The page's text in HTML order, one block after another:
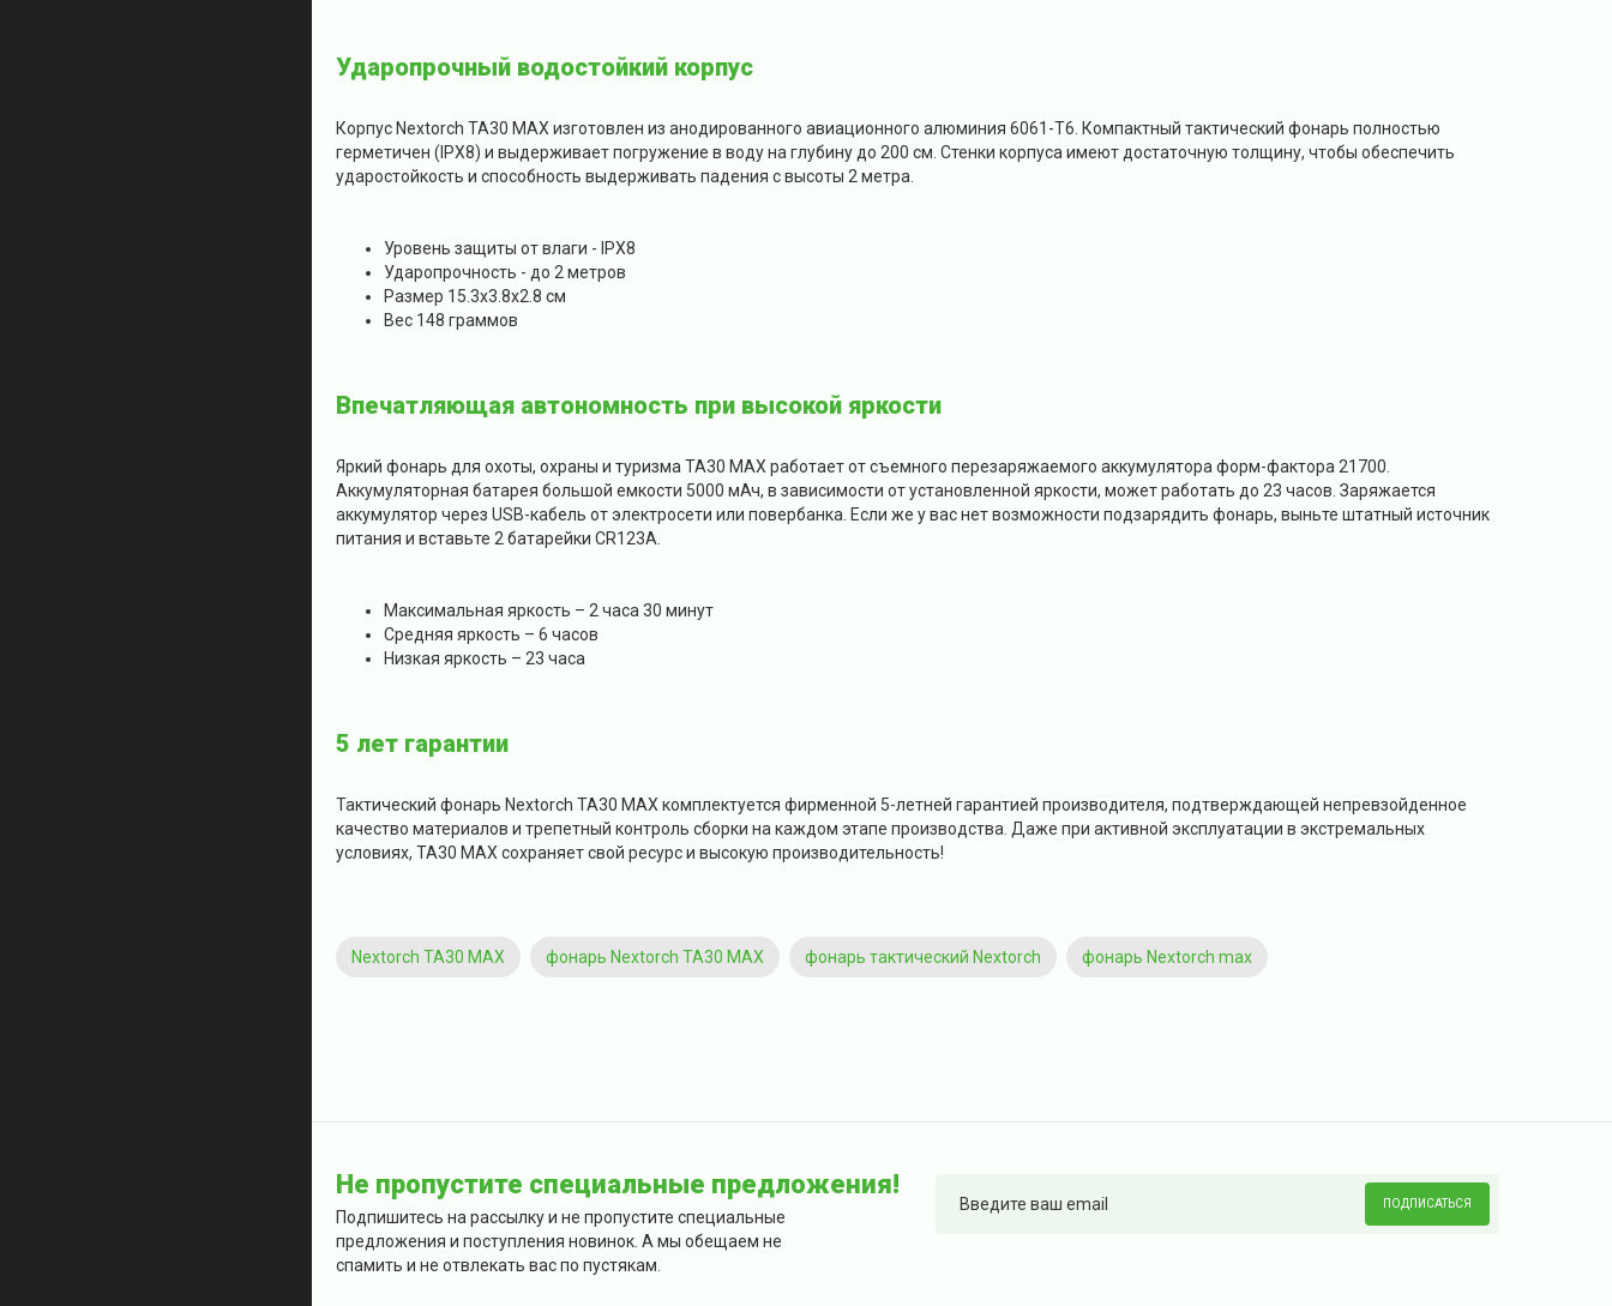
Ударопрочный водостойкий корпус
Корпус Nextorch TA30 MAX изготовлен из анодированного авиационного алюминия 6061-Т6. Компактный тактический фонарь полностью
герметичен (IPX8) и выдерживает погружение в воду на глубину до 200 см. Стенки корпуса имеют достаточную толщину, чтобы обеспечить
ударостойкость и способность выдерживать падения с высоты 2 метра.
Уровень защиты от влаги - IPX8
Ударопрочность - до 2 метров
Размер 15.3х3.8х2.8 см
Вес 148 граммов
Впечатляющая автономность при высокой яркости
Яркий фонарь для охоты, охраны и туризма TA30 MAX работает от съемного перезаряжаемого аккумулятора форм-фактора 21700.
Аккумуляторная батарея большой емкости 5000 мАч, в зависимости от установленной яркости, может работать до 23 часов. Заряжается
аккумулятор через USB-кабель от электросети или повербанка. Если же у вас нет возможности подзарядить фонарь, выньте штатный источник
питания и вставьте 2 батарейки CR123A.
Максимальная яркость – 2 часа 30 минут
Средняя яркость – 6 часов
Низкая яркость – 23 часа
5 лет гарантии
Тактический фонарь Nextorch TA30 MAX комплектуется фирменной 5-летней гарантией производителя, подтверждающей непревзойденное
качество материалов и трепетный контроль сборки на каждом этапе производства. Даже при активной эксплуатации в экстремальных
условиях, TA30 MAX сохраняет свой ресурс и высокую производительность!
Nextorch TA30 MAX фонарь Nextorch TA30 MAX фонарь тактический Nextorch фонарь Nextorch max
Не пропустите специальные предложения!
Подпишитесь на рассылку и не пропустите специальные
предложения и поступления новинок. А мы обещаем не
спамить и не отвлекать вас по пустякам.
ПОДПИСАТЬСЯ